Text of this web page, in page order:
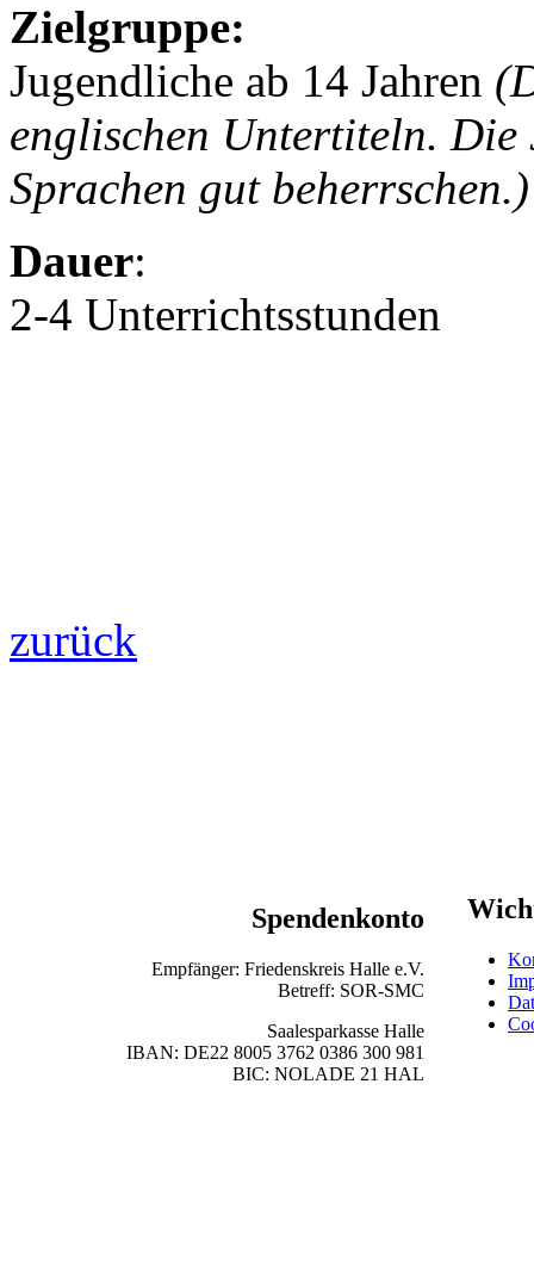
Zielgruppe:
Jugendliche ab 14 Jahren
englischen Untertiteln. Die
Sprachen gut beherrschen.)
Dauer:
2-4 Unterrichtsstunden
zurück
Spendenkonto
Empfänger: Friedenskreis Halle e.V.
Betreff: SOR-SMC
Saalesparkasse Halle
IBAN: DE22 8005 3762 0386 300 981
BIC: NOLADE 21 HAL